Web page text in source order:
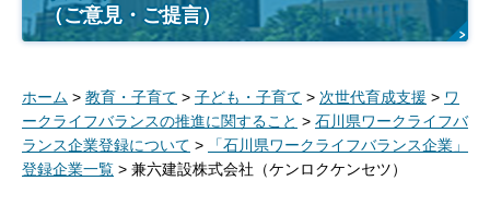
（ご意見・ご提言）
ホーム > 教育・子育て > 子ども・子育て > 次世代育成支援 > ワ
ークライフバランスの推進に関すること > 石川県ワークライフバ
ランス企業登録について >
「石川県ワークライフバランス企業」
登録企業一覧 > 兼六建設株式会社（ケンロクケンセツ）